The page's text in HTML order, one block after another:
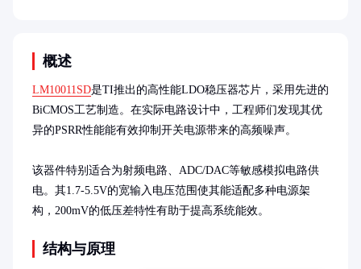
概述
LM10011SD是TI推出的高性能LDO稳压器芯片，采用先进的
BiCMOS工艺制造。在实际电路设计中，工程师们发现其优
异的PSRR性能能有效抑制开关电源带来的高频噪声。
该器件特别适合为射频电路、ADC/DAC等敏感模拟电路供
电。其1.7-5.5V的宽输入电压范围使其能适配多种电源架
构，200mV的低压差特性有助于提高系统能效。
结构与原理